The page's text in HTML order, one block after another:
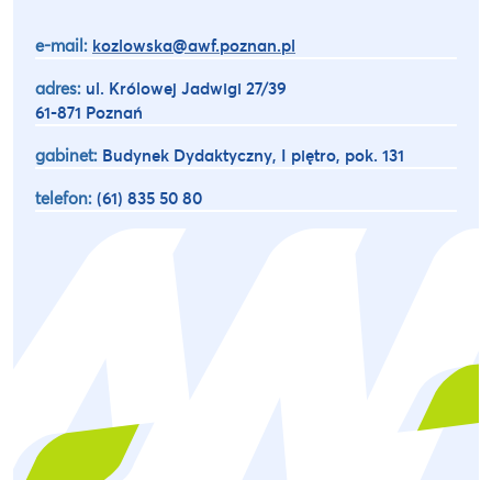
e-mail: kozlowska@awf.poznan.pl
adres: ul. Królowej Jadwigi 27/39
61-871 Poznań
gabinet: Budynek Dydaktyczny, I piętro, pok. 131
telefon: (61) 835 50 80